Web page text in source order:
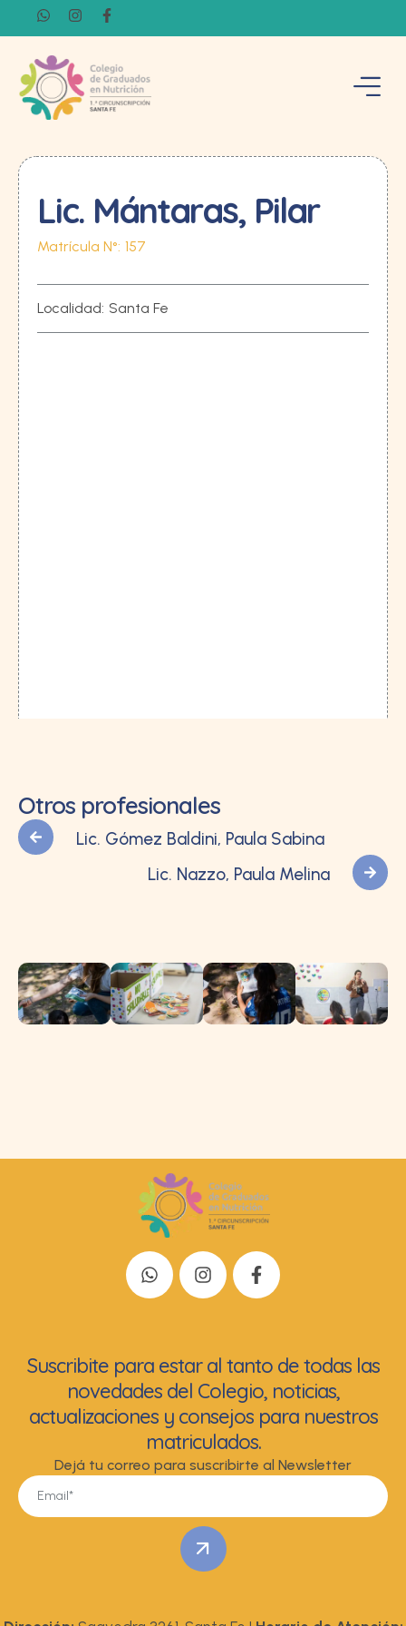
Lic. Mántaras, Pilar
Matrícula N°: 157
Localidad: Santa Fe
Otros profesionales
Lic. Gómez Baldini, Paula Sabina
Lic. Nazzo, Paula Melina
Suscribite para estar al tanto de todas las
novedades del Colegio, noticias,
actualizaciones y consejos para nuestros
matriculados.
Dejá tu correo para suscribirte al Newsletter